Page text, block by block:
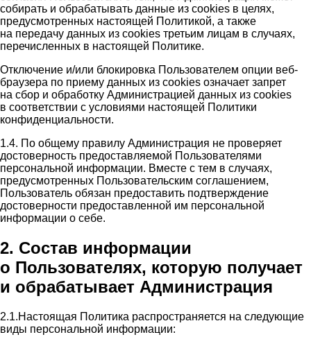
собирать и обрабатывать данные из cookies в целях,
предусмотренных настоящей Политикой, а также
на передачу данных из cookies третьим лицам в случаях,
перечисленных в настоящей Политике.
Отключение и/или блокировка Пользователем опции веб-
браузера по приему данных из cookies означает запрет
на сбор и обработку Администрацией данных из cookies
в соответствии с условиями настоящей Политики
конфиденциальности.
1.4. По общему правилу Администрация не проверяет
достоверность предоставляемой Пользователями
персональной информации. Вместе с тем в случаях,
предусмотренных Пользовательским соглашением,
Пользователь обязан предоставить подтверждение
достоверности предоставленной им персональной
информации о себе.
2. Состав информации
о Пользователях, которую получает
и обрабатывает Администрация
2.1.Настоящая Политика распространяется на следующие
виды персональной информации: